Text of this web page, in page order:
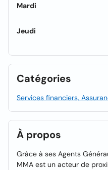
Mardi
Jeudi
Catégories
Services financiers,
À propos
Grâce à ses Agents
MMA est un acteur de